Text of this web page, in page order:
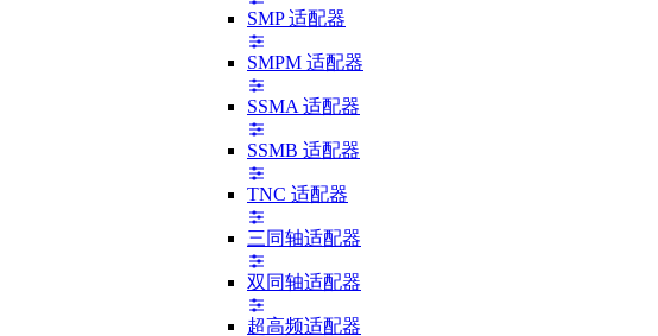
SMP 适配器
SMPM 适配器
SSMA 适配器
SSMB 适配器
TNC 适配器
三同轴适配器
双同轴适配器
超高频适配器